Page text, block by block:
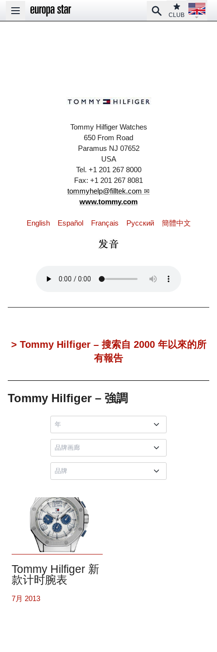
Open main menu
SearchClub
CLUB
Open
Tommy Hilfiger Watches
650 From Road
Paramus NJ 07652
USA
Tel. +1 201 267 8000
Fax: +1 201 267 8081
tommyhelp@filltek.com
www.tommy.com
English Español Français Pусский 簡體中文
> Tommy Hilfiger – 搜索自 2000 年以來的所
有報告
Tommy Hilfiger – 強調
Tommy Hilfiger 新
款计时腕表
7月 2013